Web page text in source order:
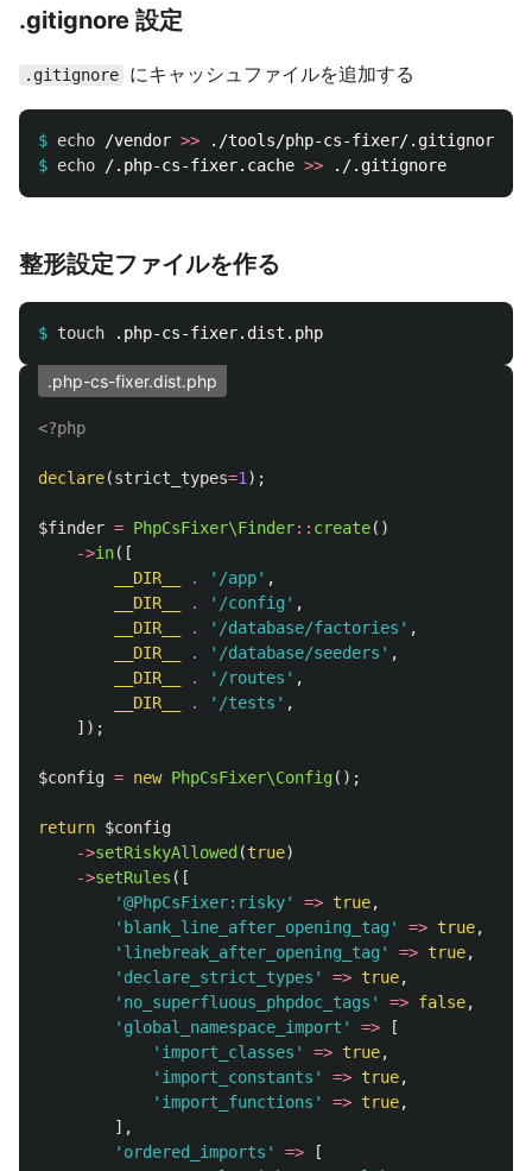
.gitignore 設定
.gitignore にキャッシュファイルを追加する
$ echo /vendor >>
$ echo /.php-cs-fixer.cache >>
整形設定ファイルを作る
$ touch
.php-cs-fixer.dist.php
<?php
declare(strict_types=1 );
$finder = PhpCsFixer\Finder:: create()
->in([
__DIR__
. '/app' ,
__DIR__
. '/config' ,
__DIR__
. '/database/factories' ,
__DIR__
. '/database/seeders' ,
__DIR__
. '/routes' ,
__DIR__
. '/tests' ,
]);
$config = new PhpCsFixer\Config();
return $config
->setRiskyAllowed (true)
->setRules ([
'@PhpCsFixer:risky'
=> true,
'blank_line_after_opening_tag'
=> true,
'linebreak_after_opening_tag'
=> true,
'declare_strict_types'
=> true,
'no_superfluous_phpdoc_tags'
=> false,
'global_namespace_import'
=>
[
'import_classes'
=> true,
'import_constants'
=> true,
'import_functions'
=> true,
],
'ordered_imports'
=>
[